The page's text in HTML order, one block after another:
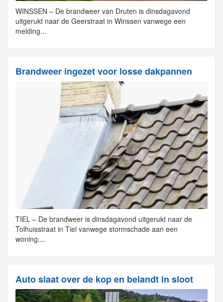
WINSSEN – De brandweer van Druten is dinsdagavond
uitgerukt naar de Geerstraat in Winssen vanwege een
melding...
Brandweer ingezet voor losse dakpannen
TIEL – De brandweer is dinsdagavond uitgerukt naar de
Tolhuisstraat in Tiel vanwege stormschade aan een
woning....
Auto slaat over de kop en belandt in sloot